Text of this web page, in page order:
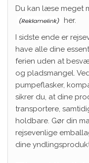
Du kan læse meget
her.
I sidste ende er
have alle dine
ferien uden at
og pladsmangel.
pumpeflasker,
sikrer du, at dine
transportere,
holdbare. Gør din
rejsevenlige
dine